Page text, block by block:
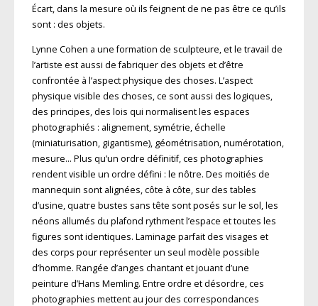
Écart, dans la mesure où ils feignent de ne pas être ce qu’ils
sont : des objets.
Lynne Cohen a une formation de sculpteure, et le travail de
l’artiste est aussi de fabriquer des objets et d’être
confrontée à l’aspect physique des choses. L’aspect
physique visible des choses, ce sont aussi des logiques,
des principes, des lois qui normalisent les espaces
photographiés : alignement, symétrie, échelle
(miniaturisation, gigantisme), géométrisation, numérotation,
mesure… Plus qu’un ordre définitif, ces photographies
rendent visible un ordre défini : le nôtre. Des moitiés de
mannequin sont alignées, côte à côte, sur des tables
d’usine, quatre bustes sans tête sont posés sur le sol, les
néons allumés du plafond rythment l’espace et toutes les
figures sont identiques. Laminage parfait des visages et
des corps pour représenter un seul modèle possible
d’homme. Rangée d’anges chantant et jouant d’une
peinture d’Hans Memling. Entre ordre et dé­sordre, ces
photographies mettent au jour des correspondances